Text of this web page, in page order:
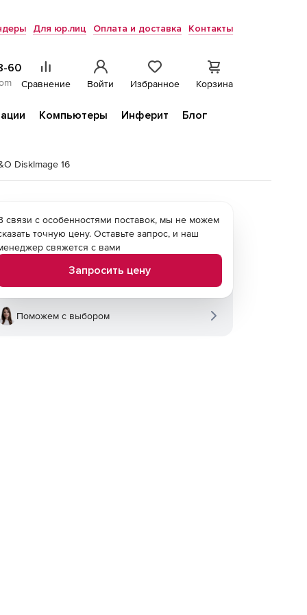
Для юр.лиц Оплата и доставка Контакты
60
Сравнение Войти Избранное Корзина
Компьютеры Инферит Блог
DiskImage 16
связи с особенностями поставок, мы не можем
точную цену. Оставьте запрос, и наш
свяжется с вами
Запросить цену
Поможем с выбором